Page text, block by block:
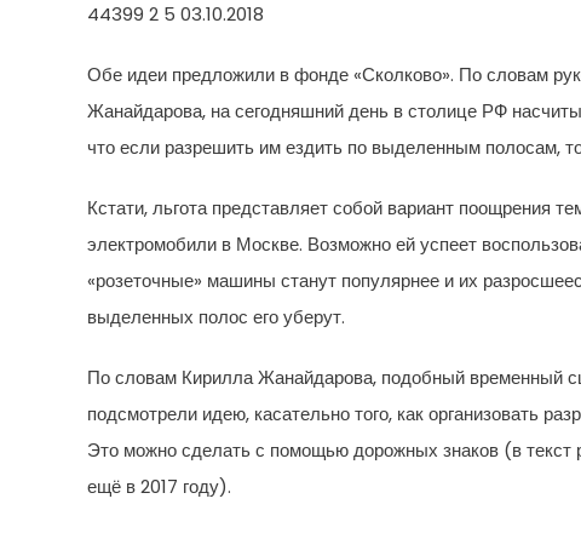
44399 2 5 03.10.2018
Обе идеи предложили в фонде «Сколково». По словам
Жанайдарова, на сегодняшний день в столице РФ
что если разрешить им ездить по выделенным полосам,
Кстати, льгота представляет собой вариант поощрения
электромобили в Москве. Возможно ей успеет
«розеточные» машины станут популярнее и их
выделенных полос его уберут.
По словам Кирилла Жанайдарова, подобный временный
подсмотрели идею, касательно того, как организовать
Это можно сделать с помощью дорожных знаков (в
ещё в 2017 году).